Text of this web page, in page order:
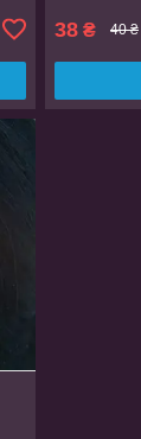
38 ₴ 40 ₴